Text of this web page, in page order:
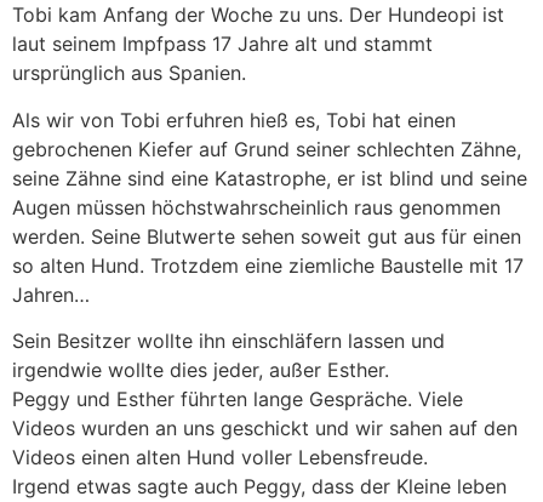
Tobi kam Anfang der Woche zu uns. Der Hundeopi ist
laut seinem Impfpass 17 Jahre alt und stammt
ursprünglich aus Spanien.
Als wir von Tobi erfuhren hieß es, Tobi hat einen
gebrochenen Kiefer auf Grund seiner schlechten Zähne,
seine Zähne sind eine Katastrophe, er ist blind und seine
Augen müssen höchstwahrscheinlich raus genommen
werden. Seine Blutwerte sehen soweit gut aus für einen
so alten Hund. Trotzdem eine ziemliche Baustelle mit 17
Jahren…
Sein Besitzer wollte ihn einschläfern lassen und
irgendwie wollte dies jeder, außer Esther.
Peggy und Esther führten lange Gespräche. Viele
Videos wurden an uns geschickt und wir sahen auf den
Videos einen alten Hund voller Lebensfreude.
Irgend etwas sagte auch Peggy, dass der Kleine leben